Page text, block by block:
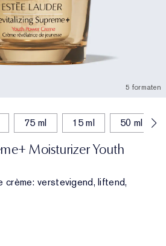
5 formaten
75 ml 15 ml 50 ml
Moisturizer Youth
crème: verstevigend, liftend,